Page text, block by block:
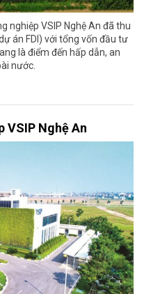
nghiệp VSIP Nghệ An đã thu
án FDI) với tổng vốn đầu tư
là điểm đến hấp dẫn, an
nước.
VSIP Nghệ An